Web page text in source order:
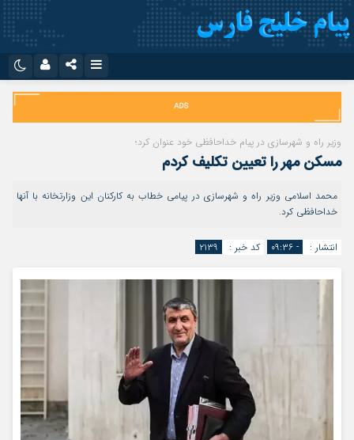
اینستاگرام
تلگرام
سروش
ایتا
آپارات
نام کاربری یا نشانی ایمیل
رمز عبور
مرا به خاطر بسپار
وزیر راه و شهرسازی در پیام خداحافظی خود عنوان کرد؛
مسکن مهر را تعیین تکلیف کردم
محمد اسلامی وزیر راه و شهرسازی در پیامی خطاب به کارکنان این وزارتخانه با آنها
خداحافظی کرد.
انتشار : - ۰۹:۳۶ کد خبر : ۲۱۳۹